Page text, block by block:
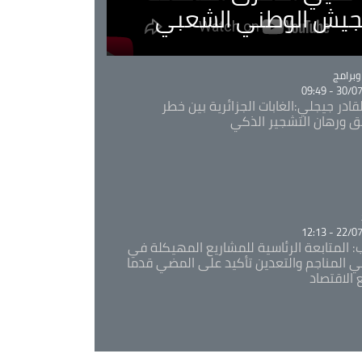
الوطني الشعبي
30/07/
جيجلي:الغابات الجزائرية بين خطر
ورهان التشجير الذكي
22/07/
المتابعة الرئاسية للمشاريع المهيكلة في
المناجم والتعدين تأكيد على المضي قدما
الاقتصاد